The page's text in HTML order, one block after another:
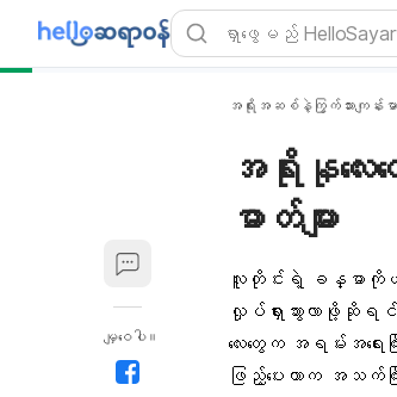
မျှဝေပါ။
အရိုးအဆစ်နဲ့ကြွက်သားကျန်းမာ
အရိုးနုလေ
ဓာတ်များ
လူတိုင်းရဲ့ ခန္ဓာကိုယ်မှ
လှုပ်ရှားသွားလာဖို့ဆိုရင်
လေးတွေက အရမ်းအရေး
ဖြည့်ပေးတာက အသက်